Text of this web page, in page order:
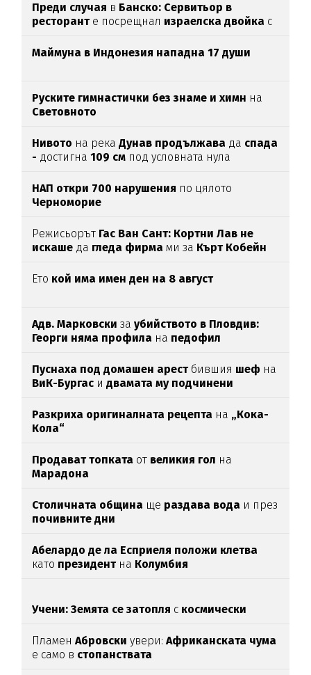
Преди случая в Банско: Сервитьор в
ресторант е посрещнал израелска двойка с
Маймуна в Индонезия нападна 17 души
Руските гимнастички без знаме и химн на
Световното
Нивото на рекаДунав продължава да спада
- достигна109 см под условната нула
НАП откри 700 нарушения по цялото
Черноморие
Режисьорът Гас Ван Сант: Кортни Лав не
искаше да гледа фирма ми за Кърт Кобейн
Ето кой има имен ден на 8 август
Адв. Марковски заубийството в Пловдив:
Георги няма профила на педофил
Пуснаха под домашен арестбившия шеф на
ВиК-Бургас и двамата му подчинени
Разкриха оригиналната рецепта на „Кока-
Кола“
Продават топката от великия гол на
Марадона
Столичната община ще раздава вода и през
почивните дни
Абелардо де ла Есприеля положи клетва
като президент на Колумбия
Учени: Земята се затопля с космически
ПламенАбровски увери:Африканската чума
е само в стопанствата